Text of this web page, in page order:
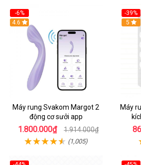
-6%
4.6
Máy rung Svakom Margot 2
động cơ sưởi app
1.800.000₫ 1.914.000₫
(1,005)
-39%
Hot
5
Máy